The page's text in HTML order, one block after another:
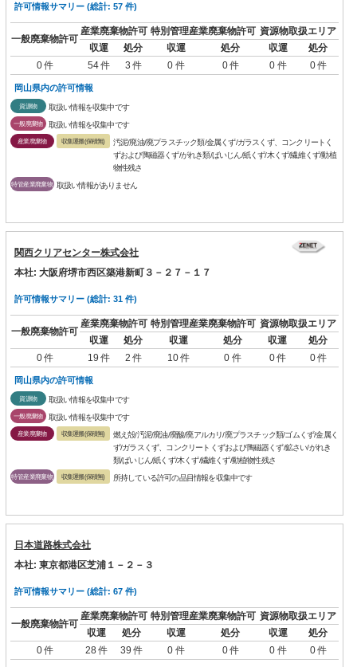
許可情報サマリー (総計: 57 件)
一般廃棄物許可
産業廃棄物許可 特別管理産業廃棄物許可 資源物取扱エリア
収運
処分 収運 処分 収運
処分
0 件
54 件 3 件 0 件 0 件 0 件 0 件
岡山県内の許可情報
資源物 取扱い情報を収集中です
一般廃棄物 取扱い情報を収集中です
産業廃棄物 収集運搬(保積無)
汚泥/廃油/廃プラスチック類/金属くず/ガラスくず、コンクリートく
ずおよび陶磁器くず/がれき類/ばいじん/紙くず/木くず/繊維くず/動植
物性残さ
特管産業廃棄物 取扱い情報がありません
関西クリアセンター株式会社
本社: 大阪府堺市西区築港新町３－２７－１７
許可情報サマリー (総計: 31 件)
一般廃棄物許可
産業廃棄物許可 特別管理産業廃棄物許可 資源物取扱エリア
収運
処分 収運 処分 収運
処分
0 件
19 件 2 件 10 件 0 件 0 件 0 件
岡山県内の許可情報
資源物 取扱い情報を収集中です
一般廃棄物 取扱い情報を収集中です
産業廃棄物 収集運搬(保積無)
燃え殻/汚泥/廃油/廃酸/廃アルカリ/廃プラスチック類/ゴムくず/金属く
ず/ガラスくず、コンクリートくずおよび陶磁器くず/鉱さい/がれき
類/ばいじん/紙くず/木くず/繊維くず/動植物性残さ
特管産業廃棄物 収集運搬(保積無) 所持している許可の品目情報を収集中です
日本道路株式会社
本社: 東京都港区芝浦１－２－３
許可情報サマリー (総計: 67 件)
一般廃棄物許可
産業廃棄物許可 特別管理産業廃棄物許可 資源物取扱エリア
収運
処分 収運 処分 収運
処分
0 件
28 件 39 件 0 件 0 件 0 件 0 件